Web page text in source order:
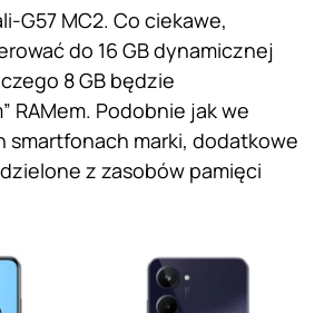
G57 MC2. Co ciekawe,
do 16 GB dynamicznej
8 GB będzie
RAMem. Podobnie jak we
smartfonach marki, dodatkowe
z zasobów pamięci